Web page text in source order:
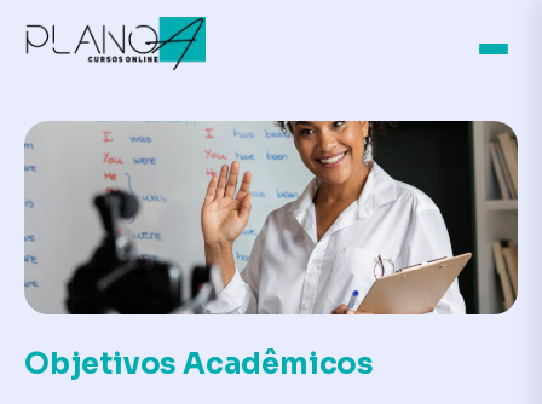
Objetivos Acadêmicos